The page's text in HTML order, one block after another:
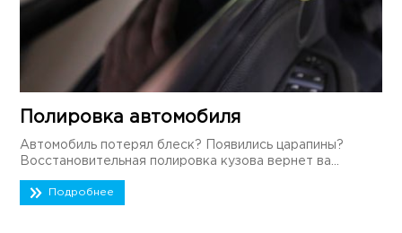
Полировка автомобиля
Автомобиль потерял блеск? Появились царапины?
Восстановительная полировка кузова вернет ва...
Подробнее